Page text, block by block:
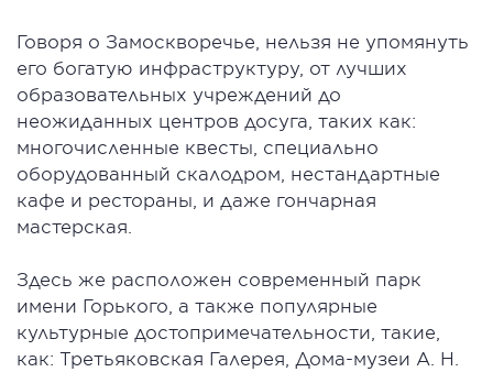
Говоря о Замоскворечье, нельзя не упомянуть
его богатую инфраструктуру, от лучших
образовательных учреждений до
неожиданных центров досуга, таких как:
многочисленные квесты, специально
оборудованный скалодром, нестандартные
кафе и рестораны, и даже гончарная
мастерская.
Здесь же расположен современный парк
имени Горького, а также популярные
культурные достопримечательности, такие,
как: Третьяковская Галерея, Дома-музеи А. Н.